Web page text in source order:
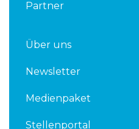
Partner
Über uns
Newsletter
Medienpaket
Stellenportal